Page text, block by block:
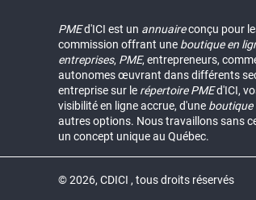
PMEd'ICI est un annuaireconçu pour
commission offrant une boutique en
entreprises, PME, entrepreneurs,
autonomes œuvrant dans différents
entreprise sur le répertoire PMEd'ICI,
visibilité en ligne accrue, d'une boutique
autres options. Nous travaillons sans
un concept unique au Québec.
© 2026, CDICI , tous droits réservés